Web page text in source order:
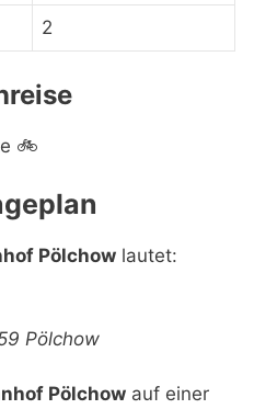
2
🚲
Pölchow lautet:
Pölchow
Pölchow auf einer